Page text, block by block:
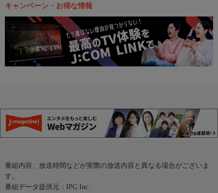
キャンペーン・お得な情報
番組内容、放送時間などが実際の放送内容と異なる場合がございま
す。
番組データ提供元：IPG Inc.